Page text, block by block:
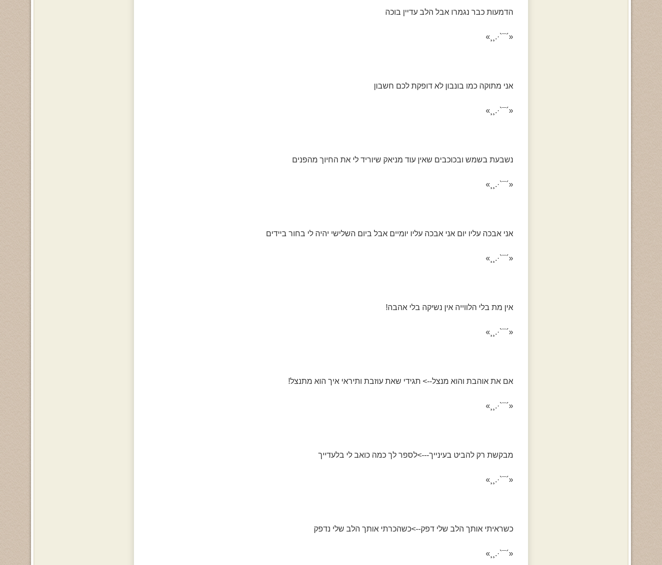
הדמעות כבר נגמרו אבל הלב עדיין בוכה
«´¯`·.¸¸»
אני מתוקה כמו בונבון לא דופקת לכם חשבון
«´¯`·.¸¸»
נשבעת בשמש ובכוכבים שאין עוד מניאק שיוריד לי את החיוך מהפנים
«´¯`·.¸¸»
אני אבכה עליו יום אני אבכה עליו יומיים אבל ביום השלישי יהיה לי בחור ביידים
«´¯`·.¸¸»
אין מת בלי הלווייה אין נשיקה בלי אהבה!
«´¯`·.¸¸»
אם את אוהבת והוא מנצל--> תגידי שאת עוזבת ותיראי איך הוא מתנצל!
«´¯`·.¸¸»
מבקשת רק להביט בעינייך--->לספר לך כמה כואב לי בלעדייך
«´¯`·.¸¸»
כשראיתי אותך הלב שלי דפק-->כשהכרתי אותך הלב שלי נדפק
«´¯`·.¸¸»